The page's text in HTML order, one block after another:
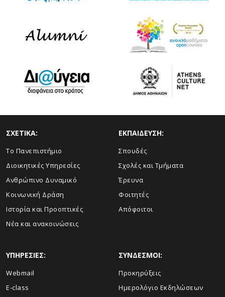
ΣΧΕΤΙΚΑ:
Το Πανεπιστήμιο
Διοικητικές Υπηρεσίες
Ανθρώπινο Δυναμικό
Κοινωνική Δράση
Ιστορία και Προοπτικές
Νέα και ανακοινώσεις
ΕΚΠΑΙΔΕΥΣΗ:
Σπουδές
Σχολές και Τμήματα
Έρευνα
Φοιτητές
Απόφοιτοι
ΥΠΗΡΕΣΙΕΣ:
Webmail
E-class
ΣΥΝΔΕΣΜΟΙ:
Προκηρύξεις
Ημερολόγιο Εκδηλώσεων